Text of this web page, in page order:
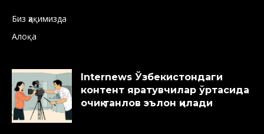
Биз ҳақимизда
Алоқа
Internews Ўзбекистондаги
контент яратувчилар ўртасида
очиқ танлов эълон қилади